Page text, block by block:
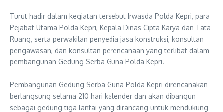
‎Turut hadir dalam kegiatan tersebut Irwasda Polda Kepri, para
Pejabat Utama Polda Kepri, Kepala Dinas Cipta Karya dan Tata
Ruang, serta perwakilan penyedia jasa konstruksi, konsultan
pengawasan, dan konsultan perencanaan yang terlibat dalam
pembangunan Gedung Serba Guna Polda Kepri.
‎Pembangunan Gedung Serba Guna Polda Kepri direncanakan
berlangsung selama 210 hari kalender dan akan dibangun
sebagai gedung tiga lantai yang dirancang untuk mendukung